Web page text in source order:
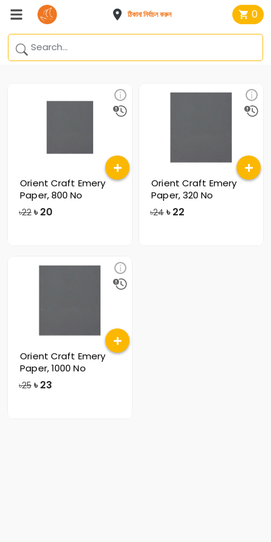
ঠিকানা নির্বাচন করুন 0
Orient Craft Emery
Paper, 800 No
৳22 ৳ 20
Orient Craft Emery
Paper, 320 No
৳24 ৳ 22
Orient Craft Emery
Paper, 1000 No
৳25 ৳ 23